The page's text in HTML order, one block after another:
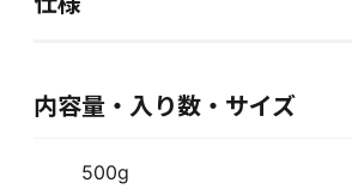
内容量・入り数・サイズ
500g